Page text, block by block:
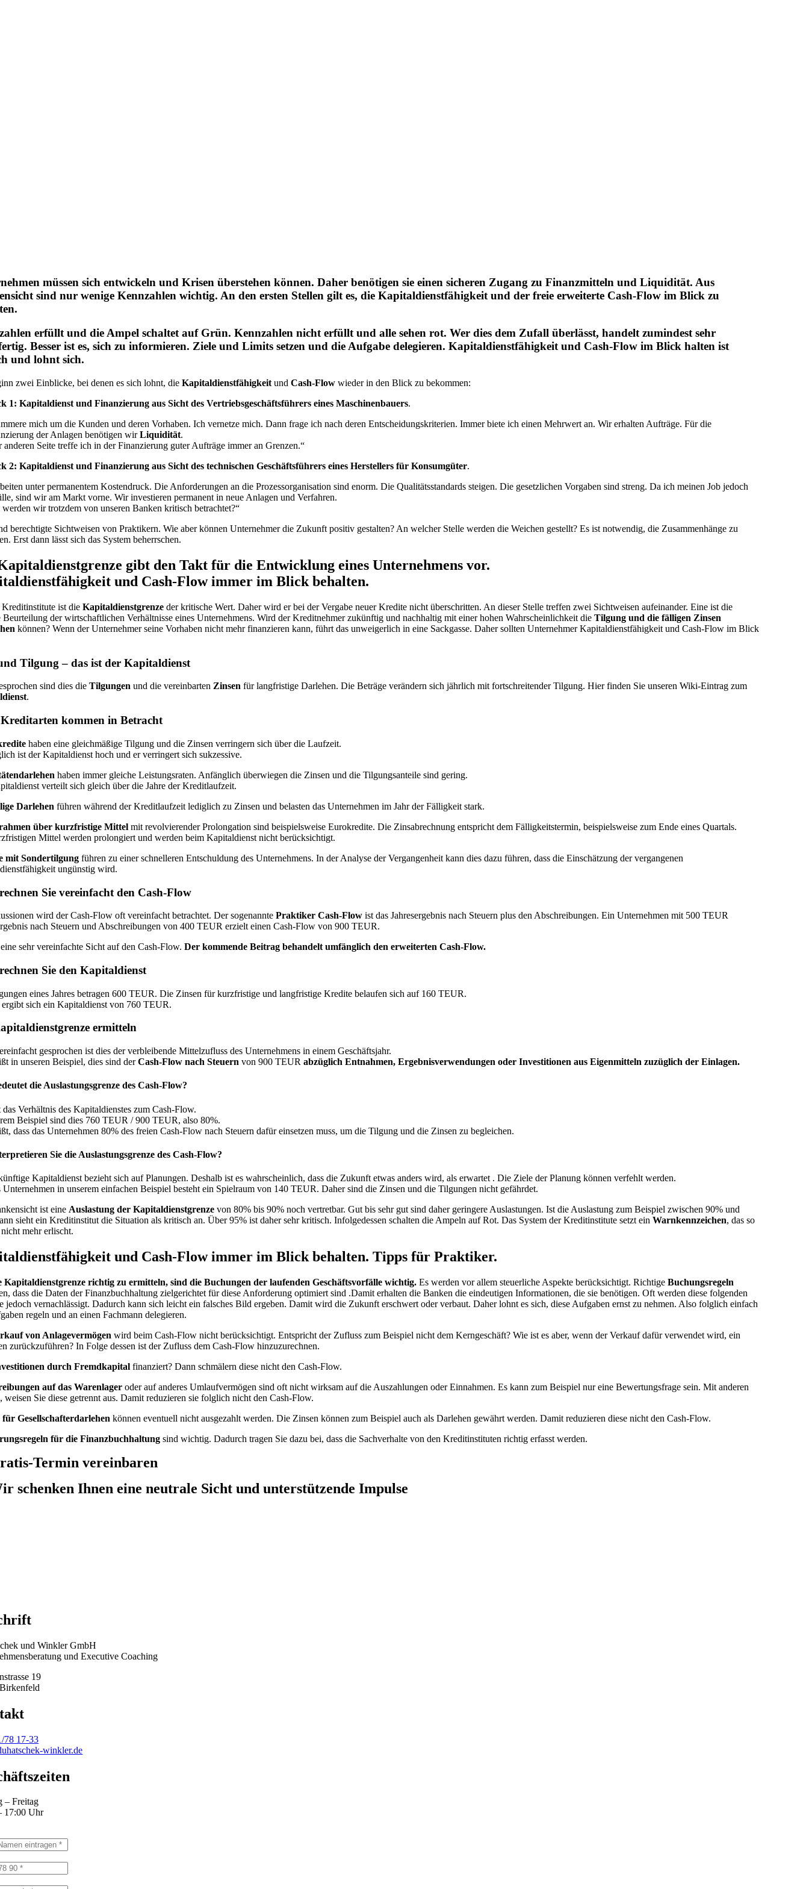
müssen sich entwickeln und Krisen überstehen können. Daher benötigen sie einen sicheren Zugang zu Finanzmitteln und Liquidität. Aus
sind nur wenige Kennzahlen wichtig. An den ersten Stellen gilt es, die Kapitaldienstfähigkeit und der freie erweiterte Cash-Flow im Blick zu
erfüllt und die Ampel schaltet auf Grün. Kennzahlen nicht erfüllt und alle sehen rot. Wer dies dem Zufall überlässt, handelt zumindest sehr
Besser ist es, sich zu informieren. Ziele und Limits setzen und die Aufgabe delegieren. Kapitaldienstfähigkeit und Cash-Flow im Blick halten ist
und lohnt sich.
zwei Einblicke, bei denen es sich lohnt, die Kapitaldienstfähigkeit und Cash-Flow wieder in den Blick zu bekommen:
1: Kapitaldienst und Finanzierung aus Sicht des Vertriebsgeschäftsführers eines Maschinenbauers.
mich um die Kunden und deren Vorhaben. Ich vernetze mich. Dann frage ich nach deren Entscheidungskriterien. Immer biete ich einen Mehrwert an. Wir erhalten Aufträge. Für die
der Anlagen benötigen wirLiquidität.
anderen Seite treffe ich in der Finanzierung guter Aufträge immer an Grenzen.“
2: Kapitaldienst und Finanzierung aus Sicht des technischen Geschäftsführers eines Herstellers für Konsumgüter.
unter permanentem Kostendruck. Die Anforderungen an die Prozessorganisation sind enorm. Die Qualitätsstandards steigen. Die gesetzlichen Vorgaben sind streng. Da ich meinen Job jedoch
sind wir am Markt vorne. Wir investieren permanent in neue Anlagen und Verfahren.
werden wir trotzdem von unseren Banken kritisch betrachtet?“
berechtigte Sichtweisen von Praktikern. Wie aber können Unternehmer die Zukunft positiv gestalten? An welcher Stelle werden die Weichen gestellt? Es ist notwendig, die Zusammenhänge zu
Erst dann lässt sich das System beherrschen.
gibt den Takt für die Entwicklung eines Unternehmens vor.
und Cash-Flow immer im Blick behalten.
ist die Kapitaldienstgrenze der kritische Wert. Daher wird er bei der Vergabe neuer Kredite nicht überschritten. An dieser Stelle treffen zwei Sichtweisen aufeinander. Eine ist die
Beurteilung der wirtschaftlichen Verhältnisse eines Unternehmens. Wird der Kreditnehmer zukünftig und nachhaltig mit einer hohen Wahrscheinlichkeit die Tilgung und die fälligen Zinsen
können? Wenn der Unternehmer seine Vorhaben nicht mehr finanzieren kann, führt das unweigerlich in eine Sackgasse. Daher sollten Unternehmer Kapitaldienstfähigkeit und Cash-Flow im Blick
Tilgung – das ist der Kapitaldienst
sind dies die Tilgungenund die vereinbarten Zinsenfür langfristige Darlehen. Die Beträge verändern sich jährlich mit fortschreitender Tilgung. Hier finden Sie unseren Wiki-Eintrag zum
.
Kreditarten kommen in Betracht
haben eine gleichmäßige Tilgung und die Zinsen verringern sich über die Laufzeit.
ist der Kapitaldienst hoch und er verringert sich sukzessive.
haben immer gleiche Leistungsraten. Anfänglich überwiegen die Zinsen und die Tilgungsanteile sind gering.
verteilt sich gleich über die Jahre der Kreditlaufzeit.
Darlehen führen während der Kreditlaufzeit lediglich zu Zinsen und belasten das Unternehmen im Jahr der Fälligkeit stark.
über kurzfristige Mittelmit revolvierender Prolongation sind beispielsweise Eurokredite. Die Zinsabrechnung entspricht dem Fälligkeitstermin, beispielsweise zum Ende eines Quartals.
Mittel werden prolongiert und werden beim Kapitaldienst nicht berücksichtigt.
mit Sondertilgungführen zu einer schnelleren Entschuldung des Unternehmens. In der Analyse der Vergangenheit kann dies dazu führen, dass die Einschätzung der vergangenen
ungünstig wird.
Sie vereinfacht den Cash-Flow
wird der Cash-Flow oft vereinfacht betrachtet. Der sogenannte Praktiker Cash-Flowist das Jahresergebnis nach Steuern plus den Abschreibungen. Ein Unternehmen mit 500 TEUR
nach Steuern und Abschreibungen von 400 TEUR erzielt einen Cash-Flow von 900 TEUR.
sehr vereinfachte Sicht auf den Cash-Flow. Der kommende Beitrag behandelt umfänglich den erweiterten Cash-Flow.
Sie den Kapitaldienst
eines Jahres betragen 600 TEUR. Die Zinsen für kurzfristige und langfristige Kredite belaufen sich auf 160 TEUR.
ergibt sich ein Kapitaldienst von 760 TEUR.
ermitteln
gesprochen ist dies der verbleibende Mittelzufluss des Unternehmens in einem Geschäftsjahr.
in unseren Beispiel, dies sind derCash-Flow nach Steuern von 900 TEUR abzüglich Entnahmen, Ergebnisverwendungen oder Investitionen aus Eigenmitteln zuzüglich der Einlagen.
die Auslastungsgrenze des Cash-Flow?
das Verhältnis des Kapitaldienstes zum Cash-Flow.
Beispiel sind dies 760 TEUR / 900 TEUR, also 80%.
dass das Unternehmen 80% des freien Cash-Flow nach Steuern dafür einsetzen muss, um die Tilgung und die Zinsen zu begleichen.
Sie die Auslastungsgrenze des Cash-Flow?
Kapitaldienst bezieht sich auf Planungen. Deshalb ist es wahrscheinlich, dass die Zukunft etwas anders wird, als erwartet . Die Ziele der Planung können verfehlt werden.
Unternehmen in unserem einfachen Beispiel besteht ein Spielraum von 140 TEUR. Daher sind die Zinsen und die Tilgungen nicht gefährdet.
ist eine Auslastung der Kapitaldienstgrenzevon 80% bis 90% noch vertretbar. Gut bis sehr gut sind daher geringere Auslastungen. Ist die Auslastung zum Beispiel zwischen 90% und
sieht ein Kreditinstitut die Situation als kritisch an. Über 95% ist daher sehr kritisch. Infolgedessen schalten die Ampeln auf Rot. Das System der Kreditinstitute setzt ein Warnkennzeichen, das so
mehr erlischt.
und Cash-Flow immer im Blick behalten. Tipps für Praktiker.
Kapitaldienstgrenze richtig zu ermitteln, sind die Buchungen der laufenden Geschäftsvorfälle wichtig.Es werden vor allem steuerliche Aspekte berücksichtigt. Richtige Buchungsregeln
dass die Daten der Finanzbuchhaltung zielgerichtet für diese Anforderung optimiert sind .Damit erhalten die Banken die eindeutigen Informationen, die sie benötigen. Oft werden diese folgenden
jedoch vernachlässigt. Dadurch kann sich leicht ein falsches Bild ergeben. Damit wird die Zukunft erschwert oder verbaut. Daher lohnt es sich, diese Aufgaben ernst zu nehmen. Also folglich einfach
regeln und an einen Fachmann delegieren.
von Anlagevermögen wird beim Cash-Flow nicht berücksichtigt. Entspricht der Zufluss zum Beispiel nicht dem Kerngeschäft? Wie ist es aber, wenn der Verkauf dafür verwendet wird, ein
zurückzuführen? In Folge dessen ist der Zufluss dem Cash-Flow hinzuzurechnen.
durch Fremdkapitalfinanziert? Dann schmälern diese nicht den Cash-Flow.
auf das Warenlageroder auf anderes Umlaufvermögen sind oft nicht wirksam auf die Auszahlungen oder Einnahmen. Es kann zum Beispiel nur eine Bewertungsfrage sein. Mit anderen
weisen Sie diese getrennt aus. Damit reduzieren sie folglich nicht den Cash-Flow.
für Gesellschafterdarlehen können eventuell nicht ausgezahlt werden. Die Zinsen können zum Beispiel auch als Darlehen gewährt werden. Damit reduzieren diese nicht den Cash-Flow.
für die Finanzbuchhaltungsind wichtig. Dadurch tragen Sie dazu bei, dass die Sachverhalte von den Kreditinstituten richtig erfasst werden.
Termin vereinbaren
schenken Ihnen eine neutrale Sicht und unterstützende Impulse
und Winkler GmbH
und Executive Coaching
19
78 17-33
winkler.de
– Freitag
17:00 Uhr